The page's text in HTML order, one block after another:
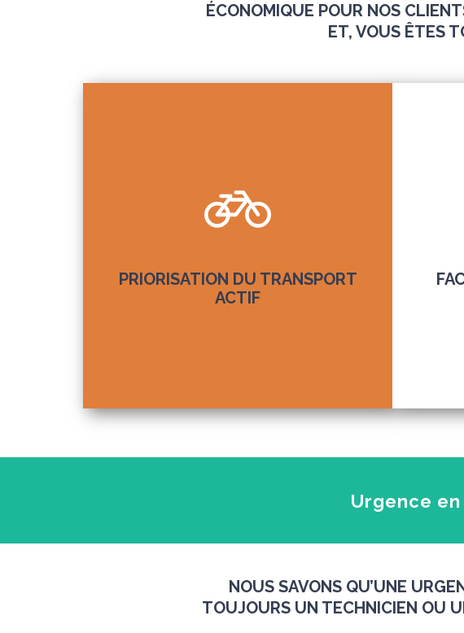
ÉCONOMIQUE POUR NOS
ET, VOUS ÊTES
PRIORISATION DU TRANSPORT
ACTIF
Urgence
NOUS SAVONS QU’UNE
TOUJOURS UN TECHNICIEN OU